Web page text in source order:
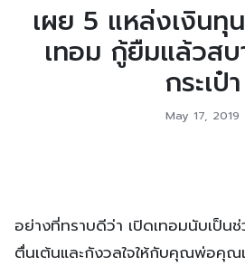
เผย 5 แหล่งเงินทุ
เทอม กู้ยืมแล้วสบ
กระเป๋า
May 17, 2019
อย่างที่ทราบดีว่า เปิดเทอมนับเป็น
ตื่นเต้นและกังวลใจให้กับคุณพ่อคุณ